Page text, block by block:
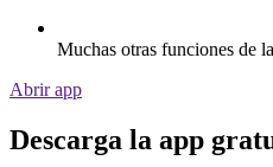
Muchas otras funciones de
Abrir app
Descarga la app